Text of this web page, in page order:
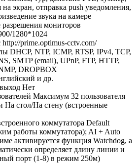
экран, отправка push уведомления,
звука на камере
мониторов
1280*1024
http://prime.optimus-cctv.com/
DHCP, NTP, ICMP, RTSP, IPv4, TCP,
SMTP (email), UPnP, FTP, HTTP,
DROPBOX
и др.
Нет
Максимум 32 пользователя
На стол/На стену (встроенные
коммутатора Default
работы коммутатора); AI + Auto
активируется функция Watchdog, а
определяет длину линии и
порт (1-8) в режим 250м)